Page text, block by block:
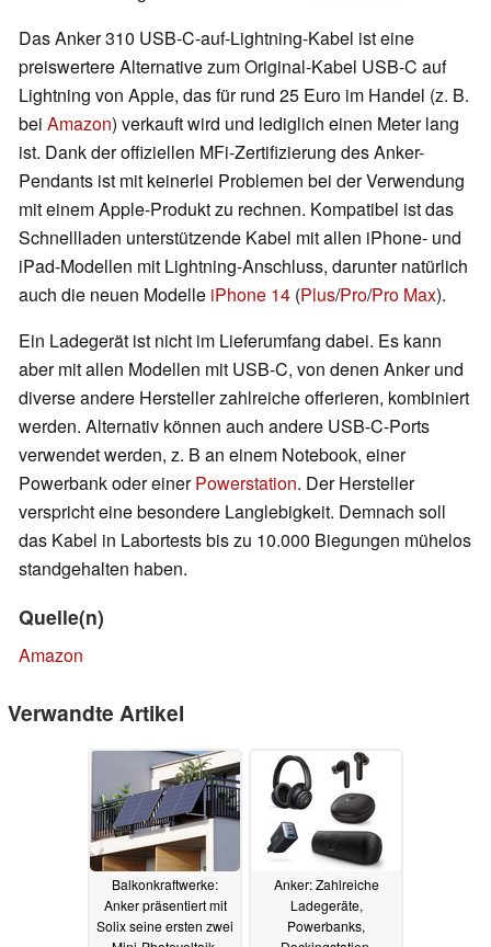
Das Anker 310 USB-C-auf-Lightning-Kabel ist eine
preiswertere Alternative zum Original-Kabel USB-C auf
Lightning von Apple, das für rund 25 Euro im Handel (z. B.
bei Amazon) verkauft wird und lediglich einen Meter lang
ist. Dank der offiziellen MFi-Zertifizierung des Anker-
Pendants ist mit keinerlei Problemen bei der Verwendung
mit einem Apple-Produkt zu rechnen. Kompatibel ist das
Schnellladen unterstützende Kabel mit allen iPhone- und
iPad-Modellen mit Lightning-Anschluss, darunter natürlich
auch die neuen Modelle iPhone 14 (Plus/Pro/Pro Max).
Ein Ladegerät ist nicht im Lieferumfang dabei. Es kann
aber mit allen Modellen mit USB-C, von denen Anker und
diverse andere Hersteller zahlreiche offerieren, kombiniert
werden. Alternativ können auch andere USB-C-Ports
verwendet werden, z. B an einem Notebook, einer
Powerbank oder einerPowerstation. Der Hersteller
verspricht eine besondere Langlebigkeit. Demnach soll
das Kabel in Labortests bis zu 10.000 Biegungen mühelos
standgehalten haben.
Quelle(n)
Amazon
Verwandte Artikel
Balkonkraftwerke:
Anker präsentiert mit
Solix seine ersten zwei
Anker: Zahlreiche
Ladegeräte,
Powerbanks,